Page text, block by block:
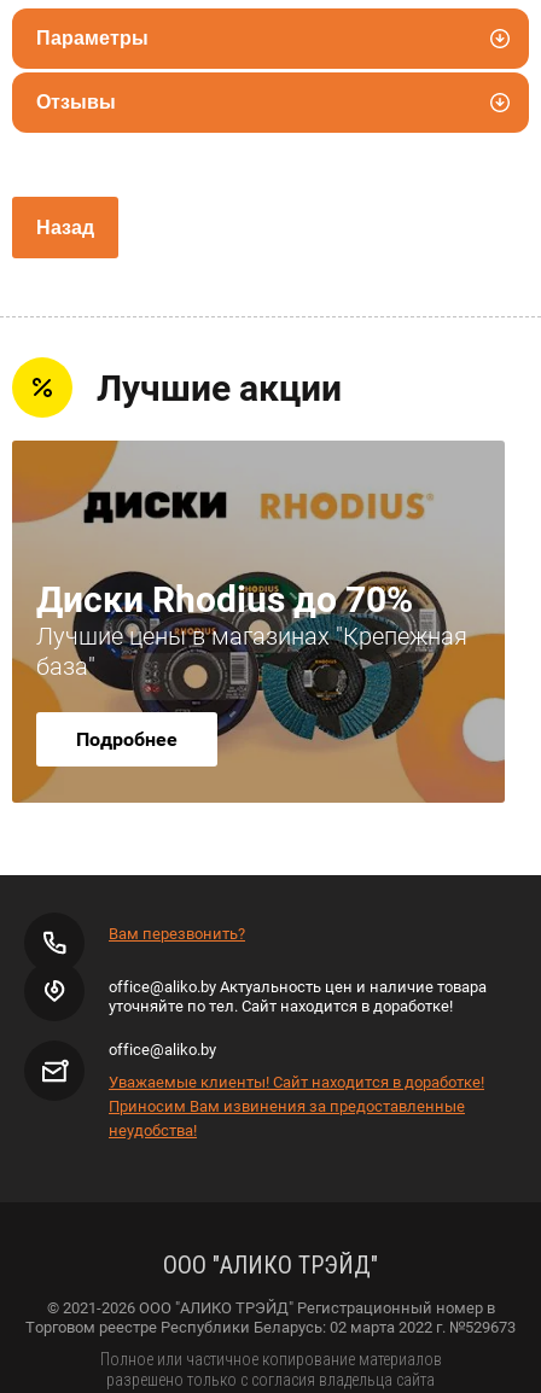
Параметры
Отзывы
Назад
Лучшие акции
Диски Rhodius до 70%
Лучшие цены в магазинах "Крепежная
база"
Подробнее
Вам перезвонить?
office@aliko.by Актуальность цен и наличие товара
уточняйте по тел. Сайт находится в доработке!
office@aliko.by
Уважаемые клиенты! Сайт находится в доработке!
Приносим Вам извинения за предоставленные
неудобства!
ООО "АЛИКО ТРЭЙД"
© 2021-2026 ООО "АЛИКО ТРЭЙД" Регистрационный номер в
Торговом реестре Республики Беларусь: 02 марта 2022 г. №529673
Полное или частичное копирование материалов
разрешено только с согласия владельца сайта